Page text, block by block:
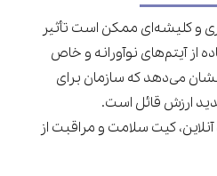
و کلیشه‌ای ممکن است تأثیر
از آیتم‌های نوآورانه و خاص
می‌دهد که سازمان برای
ارزش قائل است.
کیت سلامت و مراقبت از